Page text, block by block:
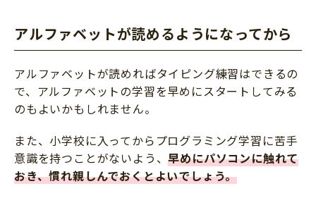
アルファベットが読めるようになってから
アルファベットが読めればタイピング練習はできるの
で、アルファベットの学習を早めにスタートしてみる
のもよいかもしれません。
また、小学校に入ってからプログラミング学習に苦手
意識を持つことがないよう、早めにパソコンに触れて
おき、慣れ親しんでおくとよいでしょう。